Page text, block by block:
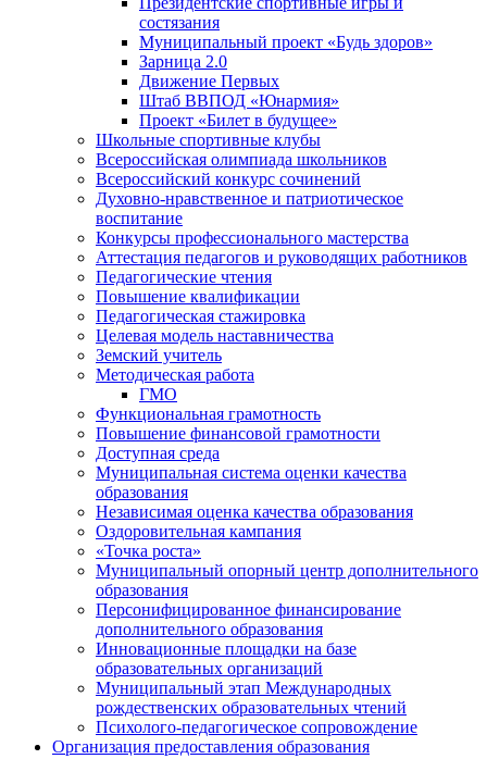
состязания
Муниципальный проект «Будь здоров»
Зарница 2.0
Движение Первых
Штаб ВВПОД «Юнармия»
Проект «Билет в будущее»
Школьные спортивные клубы
Всероссийская олимпиада школьников
Всероссийский конкурс сочинений
Духовно-нравственное и патриотическое
воспитание
Конкурсы профессионального мастерства
Аттестация педагогов и руководящих работников
Педагогические чтения
Повышение квалификации
Педагогическая стажировка
Целевая модель наставничества
Земский учитель
Методическая работа
ГМО
Функциональная грамотность
Повышение финансовой грамотности
Доступная среда
Муниципальная система оценки качества
образования
Независимая оценка качества образования
Оздоровительная кампания
«Точка роста»
Муниципальный опорный центр дополнительного
образования
Персонифицированное финансирование
дополнительного образования
Инновационные площадки на базе
образовательных организаций
Муниципальный этап Международных
рождественских образовательных чтений
Психолого-педагогическое сопровождение
Организация предоставления образования